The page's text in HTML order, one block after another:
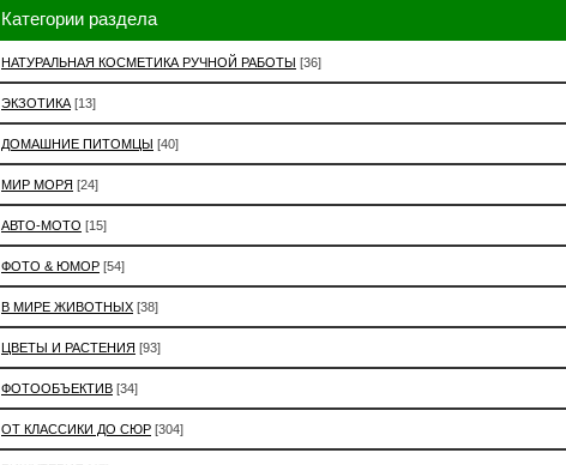
Категории раздела
НАТУРАЛЬНАЯ КОСМЕТИКА РУЧНОЙ РАБОТЫ [36]
ЭКЗОТИКА [13]
ДОМАШНИЕ ПИТОМЦЫ [40]
МИР МОРЯ [24]
АВТО-МОТО [15]
ФОТО & ЮМОР [54]
В МИРЕ ЖИВОТНЫХ [38]
ЦВЕТЫ И РАСТЕНИЯ [93]
ФОТООБЪЕКТИВ [34]
ОТ КЛАССИКИ ДО СЮР [304]